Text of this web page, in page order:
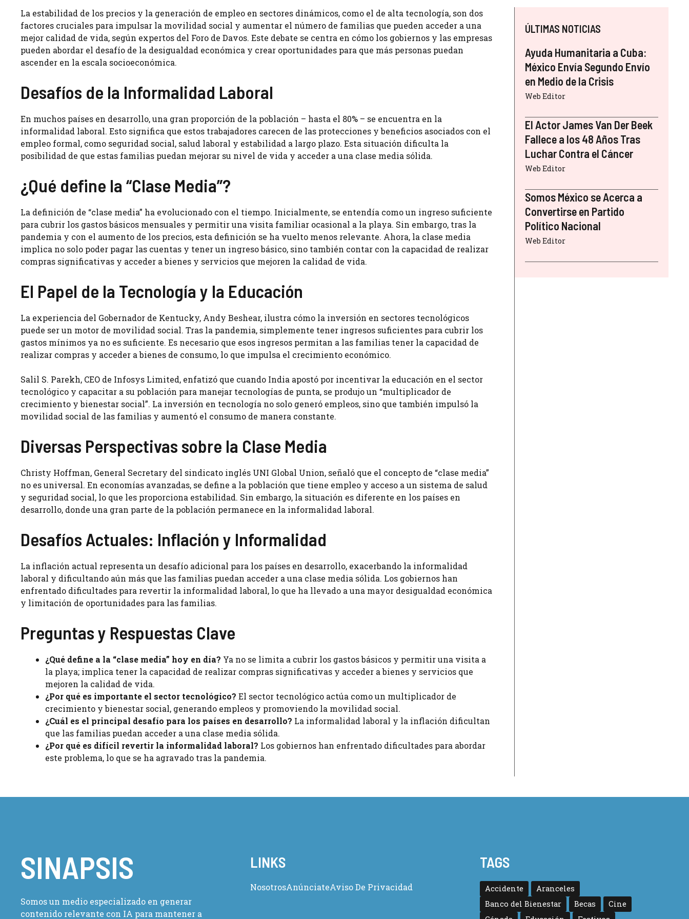
La estabilidad de los precios y la generación de empleo en sectores dinámicos, como el de alta tecnología, son dos
factores cruciales para impulsar la movilidad social y aumentar el número de familias que pueden acceder a una
mejor calidad de vida, según expertos del Foro de Davos. Este debate se centra en cómo los gobiernos y las empresas
pueden abordar el desafío de la desigualdad económica y crear oportunidades para que más personas puedan
ascender en la escala socioeconómica.
Desafíos de la Informalidad Laboral
En muchos países en desarrollo, una gran proporción de la población – hasta el 80% – se encuentra en la
informalidad laboral. Esto significa que estos trabajadores carecen de las protecciones y beneficios asociados con el
empleo formal, como seguridad social, salud laboral y estabilidad a largo plazo. Esta situación dificulta la
posibilidad de que estas familias puedan mejorar su nivel de vida y acceder a una clase media sólida.
¿Qué define la “Clase Media”?
La definición de “clase media” ha evolucionado con el tiempo. Inicialmente, se entendía como un ingreso suficiente
para cubrir los gastos básicos mensuales y permitir una visita familiar ocasional a la playa. Sin embargo, tras la
pandemia y con el aumento de los precios, esta definición se ha vuelto menos relevante. Ahora, la clase media
implica no solo poder pagar las cuentas y tener un ingreso básico, sino también contar con la capacidad de realizar
compras significativas y acceder a bienes y servicios que mejoren la calidad de vida.
El Papel de la Tecnología y la Educación
La experiencia del Gobernador de Kentucky, Andy Beshear, ilustra cómo la inversión en sectores tecnológicos
puede ser un motor de movilidad social. Tras la pandemia, simplemente tener ingresos suficientes para cubrir los
gastos mínimos ya no es suficiente. Es necesario que esos ingresos permitan a las familias tener la capacidad de
realizar compras y acceder a bienes de consumo, lo que impulsa el crecimiento económico.
Salil S. Parekh, CEO de Infosys Limited, enfatizó que cuando India apostó por incentivar la educación en el sector
tecnológico y capacitar a su población para manejar tecnologías de punta, se produjo un “multiplicador de
crecimiento y bienestar social”. La inversión en tecnología no solo generó empleos, sino que también impulsó la
movilidad social de las familias y aumentó el consumo de manera constante.
Diversas Perspectivas sobre la Clase Media
Christy Hoffman, General Secretary del sindicato inglés UNI Global Union, señaló que el concepto de “clase media”
no es universal. En economías avanzadas, se define a la población que tiene empleo y acceso a un sistema de salud
y seguridad social, lo que les proporciona estabilidad. Sin embargo, la situación es diferente en los países en
desarrollo, donde una gran parte de la población permanece en la informalidad laboral.
Desafíos Actuales: Inflación y Informalidad
La inflación actual representa un desafío adicional para los países en desarrollo, exacerbando la informalidad
laboral y dificultando aún más que las familias puedan acceder a una clase media sólida. Los gobiernos han
enfrentado dificultades para revertir la informalidad laboral, lo que ha llevado a una mayor desigualdad económica
y limitación de oportunidades para las familias.
Preguntas y Respuestas Clave
¿Qué define a la “clase media” hoy en día? Ya no se limita a cubrir los gastos básicos y permitir una visita a
la playa; implica tener la capacidad de realizar compras significativas y acceder a bienes y servicios que
mejoren la calidad de vida.
¿Por qué es importante el sector tecnológico? El sector tecnológico actúa como un multiplicador de
crecimiento y bienestar social, generando empleos y promoviendo la movilidad social.
¿Cuál es el principal desafío para los países en desarrollo? La informalidad laboral y la inflación dificultan
que las familias puedan acceder a una clase media sólida.
¿Por qué es difícil revertir la informalidad laboral? Los gobiernos han enfrentado dificultades para abordar
este problema, lo que se ha agravado tras la pandemia.
ÚLTIMAS NOTICIAS
Ayuda Humanitaria a Cuba:
México Envía Segundo Envío
en Medio de la Crisis
Web Editor
El Actor James Van Der Beek
Fallece a los 48 Años Tras
Luchar Contra el Cáncer
Web Editor
Somos México se Acerca a
Convertirse en Partido
Político Nacional
Web Editor
SINAPSIS
Somos un medio especializado en generar
contenido relevante con IA para mantener a
LINKS
NosotrosAnúnciateAviso De Privacidad
TAGS
Accidente
Aranceles
Banco del Bienestar
Becas
Cine